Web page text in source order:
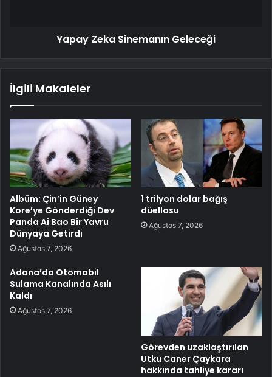
Yapay Zeka Sinemanın Geleceği
İlgili Makaleler
Albüm: Çin’in Güney
Kore’ye Gönderdiği Dev
Panda Ai Bao Bir Yavru
Dünyaya Getirdi
Ağustos 7, 2026
1 trilyon dolar bağış
düellosu
Ağustos 7, 2026
Adana’da Otomobil
Sulama Kanalında Asılı
Kaldı
Ağustos 7, 2026
Görevden uzaklaştırılan
Utku Caner Çaykara
hakkında tahliye kararı